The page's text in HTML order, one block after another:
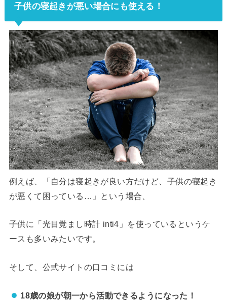
子供の寝起きが悪い場合にも使える！
例えば、「自分は寝起きが良い方だけど、子供の寝起き
が悪くて困っている…」という場合、
子供に「光目覚まし時計 inti4」を使っているというケ
ースも多いみたいです。
そして、公式サイトの口コミには
18歳の娘が朝一から活動できるようになった！